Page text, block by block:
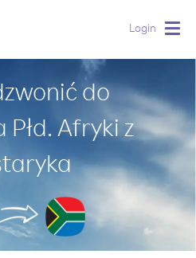
Login
do
Płd. Afryki z